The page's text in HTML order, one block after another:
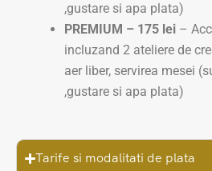
,gustare si apa plata)
PREMIUM – 175 lei –
incluzand 2 ateliere de
aer liber, servirea mesei
,gustare si apa plata)
Tarife si modalitati de plata